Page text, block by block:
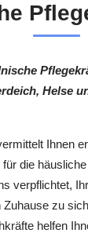
Helse
Ihnen
für die
verpflichtet,
Zuhause zu
helfen